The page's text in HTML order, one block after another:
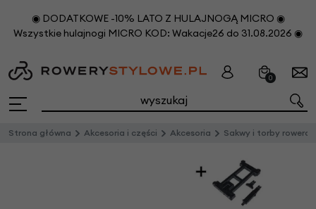
◉ DODATKOWE -10% LATO Z HULAJNOGĄ MICRO ◉
Wszystkie hulajnogi MICRO KOD: Wakacje26 do 31.08.2026 ◉
0
Strona główna Akcesoria i części Akcesoria Sakwy i torby